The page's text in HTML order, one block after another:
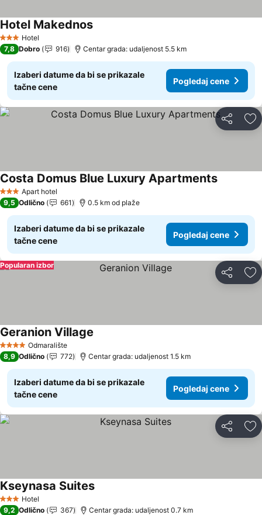
3 Zvezdice
Hotel
Hotel MakednosPogledaj cene
7,8 Dobro 916 Centar grada: udaljenost 5.5 km
Izaberi datume da bi se prikazale
tačne cene
Pogledaj cene
Deli
3 ZvezdiceApart hotel
Costa Domus Blue Luxury ApartmentsPogledaj
9,5 Odlično 661 0.5 km od plaže
Izaberi datume da bi se prikazale
tačne cene
Pogledaj cene
Deli
Popularan izbor
4 ZvezdiceOdmaralište
Geranion Village
8,9 Odlično 772 Centar grada: udaljenost 1.5 km
Izaberi datume da bi se prikazale
tačne cene
Pogledaj cene
Deli
3 Zvezdice
Hotel
Kseynasa SuitesPogledaj cene
9,2 Odlično 367 Centar grada: udaljenost 0.7 km